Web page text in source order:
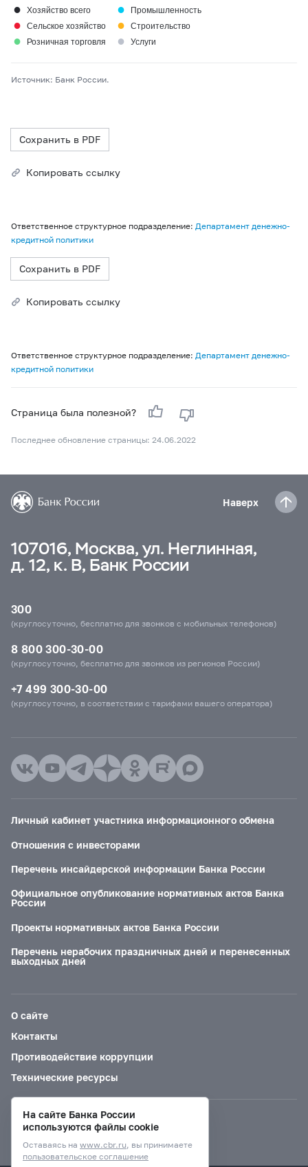
● Хозяйство всего ● Промышленность
● Сельское хозяйство ● Строительство
● Розничная торговля ● Услуги
Источник: Банк России.
Сохранить в PDF
Копировать ссылку
Ответственное структурное подразделение: Департамент денежно-
кредитной политики
Сохранить в PDF
Копировать ссылку
Ответственное структурное подразделение: Департамент денежно-
кредитной политики
Страница была полезной?
Последнее обновление страницы: 24.06.2022
Наверх
107016, Москва, ул. Неглинная,
д. 12, к. В, Банк России
300
(круглосуточно, бесплатно для звонков с мобильных телефонов)
8 800 300-30-00
(круглосуточно, бесплатно для звонков из регионов России)
+7 499 300-30-00
(круглосуточно, в соответствии с тарифами вашего оператора)
Личный кабинет участника информационного обмена
Отношения с инвесторами
Перечень инсайдерской информации Банка России
Официальное опубликование нормативных актов Банка
России
Проекты нормативных актов Банка России
Перечень нерабочих праздничных дней и перенесенных
выходных дней
О сайте
Контакты
Противодействие коррупции
Технические ресурсы
Версия для слабовидящих
На сайте Банка России
используются файлы cookie
Оставаясь на www.cbr.ru, вы принимаете
пользовательское соглашение